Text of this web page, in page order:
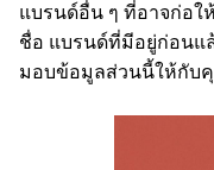
แบรนด์อื่น ๆ ที่อาจก่อใ
ชื่อ แบรนด์ที่มีอยู่ก่อนแ
มอบข้อมูลส่วนนี้ให้กับ